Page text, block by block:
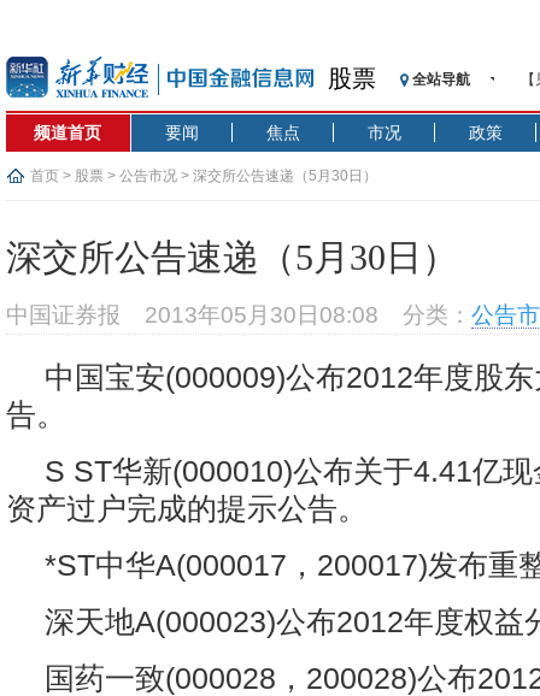
股票 全站导航
记
沥
济
频道首页 要闻 焦点 市况 政策
首页 > 股票 > 公告市况 > 深交所公告速递（5月30日）
深交所公告速递（5月30日）
中国证券报 2013年05月30日08:08 分类： 公告
中国宝安(000009)公布2012年度股
告。
S ST华新(000010)公布关于4.41亿
资产过户完成的提示公告。
*ST中华A(000017，200017)发布重
深天地A(000023)公布2012年度权益
国药一致(000028，200028)公布